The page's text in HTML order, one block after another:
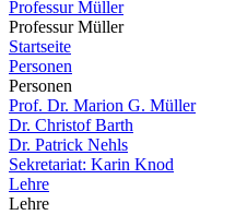
Professur Müller
Professur Müller
Startseite
Personen
Personen
Prof. Dr. Marion G. Müller
Dr. Christof Barth
Dr. Patrick Nehls
Sekretariat: Karin Knod
Lehre
Lehre